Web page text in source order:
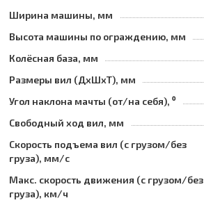
Ширина машины, мм
Высота машины по ограждению, мм
Колёсная база, мм
Размеры вил (ДхШхТ), мм
Угол наклона мачты (от/на себя), ⁰
Свободный ход вил, мм
Скорость подъема вил (с грузом/без
груза), мм/с
Макс. скорость движения (с грузом/без
груза), км/ч